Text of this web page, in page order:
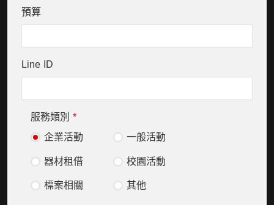
預算
Line ID
服務類別 *
企業活動
一般活動
器材租借 校園活動
標案相關 其他